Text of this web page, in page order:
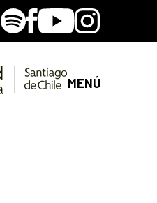
SpotifyFacebook
YoutubeInstagram
MENÚ